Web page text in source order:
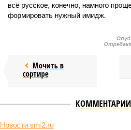
всё русское, конечно, намного
формировать нужный имидж.
Мочить в
сортире
КОММЕНТАРИИ
Новости smi2.ru